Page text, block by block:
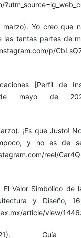
Yo creo que
las tantas partes de
p/
[Perfil de
de mayo de
¡Es que Justo!
y no es de
reel/
Valor Simbólico de
y Diseño,
article/view/
Guía